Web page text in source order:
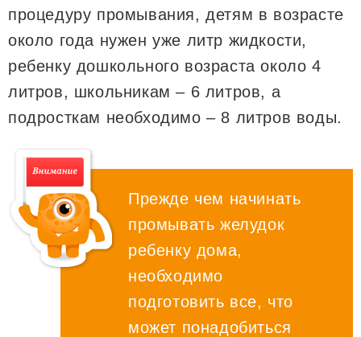
процедуру промывания, детям в возрасте
около года нужен уже литр жидкости,
ребенку дошкольного возраста около 4
литров, школьникам – 6 литров, а
подросткам необходимо – 8 литров воды.
Прежде чем начинать
промывать желудок
ребенку дома,
необходимо
подготовить все, что
может понадобиться